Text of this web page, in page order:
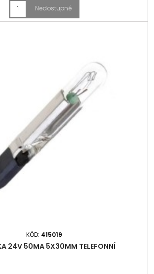
Nedostupné
KÓD: 415019
24V 50MA 5X30MM TELEFONNÍ